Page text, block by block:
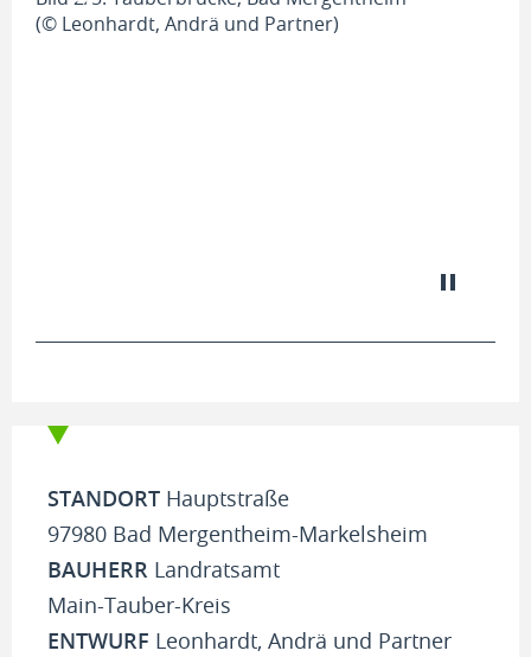
(© Leonhardt, Andrä und Partner)
STANDORT Hauptstraße
97980 Bad Mergentheim-Markelsheim
BAUHERR Landratsamt
Main-Tauber-Kreis
ENTWURF Leonhardt, Andrä und Partner